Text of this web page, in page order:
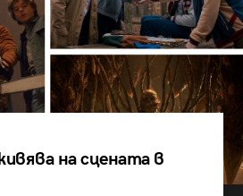
на сцената в